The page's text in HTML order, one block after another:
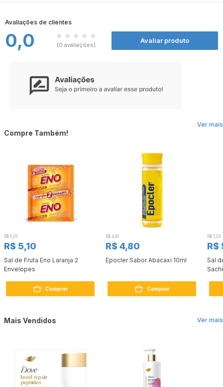
significativamente o gosto, facilitando o consumo na rotina diária. Ideal para quem
no dia a dia.
Importante:
este produto não é um medicamento. Não exceder a recomendação diária
de consumo indicada na embalagem.
Avaliações de clientes
0,0 (0 avaliações)
Avaliar produto
Ver mais
Compre Também!
R$ 5,26
R$ 5,10
Sal de Fruta Eno Laranja 2
Envelopes
Comprar
R$ 4,83
R$ 4,80
Epocler Sabor Abacaxi 10ml
Comprar
R$ 5,26
R$
Sal
Ver mais
Mais Vendidos